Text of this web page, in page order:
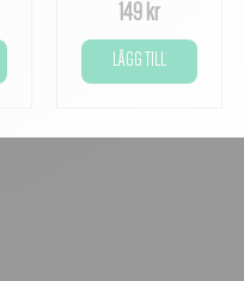
149 kr
LÄGG TILL